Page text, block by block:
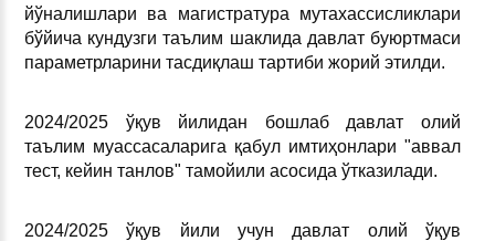
йўналишлари ва магистратура мутахассисликлари
бўйича кундузги таълим шаклида давлат буюртмаси
параметрларини тасдиқлаш тартиби жорий этилди.
2024/2025 ўқув йилидан бошлаб давлат олий
таълим муассасаларига қабул имтиҳонлари "аввал
тест, кейин танлов" тамойили асосида ўтказилади.
2024/2025 ўқув йили учун давлат олий ўқув